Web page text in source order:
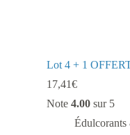
Lot 4 + 1
17,41€
Note 4.00sur 5
Édulcorants